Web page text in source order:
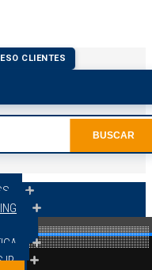
CLIENTES
IP